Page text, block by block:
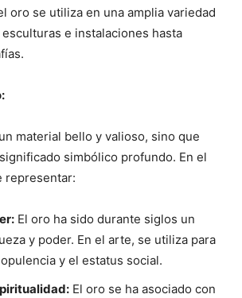
oro se utiliza en una amplia variedad
e instalaciones hasta
material bello y valioso, sino que
simbólico profundo. En el
representar:
El oro ha sido durante siglos un
y poder. En el arte, se utiliza para
y el estatus social.
El oro se ha asociado con